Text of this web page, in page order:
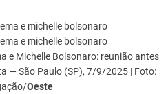
e Michelle Bolsonaro: reunião antes
— São Paulo (SP), 7/9/2025 | Foto:
Oeste